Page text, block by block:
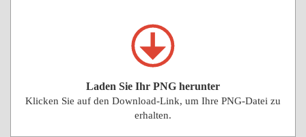
Laden Sie Ihr PNG herunter
Klicken Sie auf den Download-Link, um Ihre PNG-Datei zu
erhalten.